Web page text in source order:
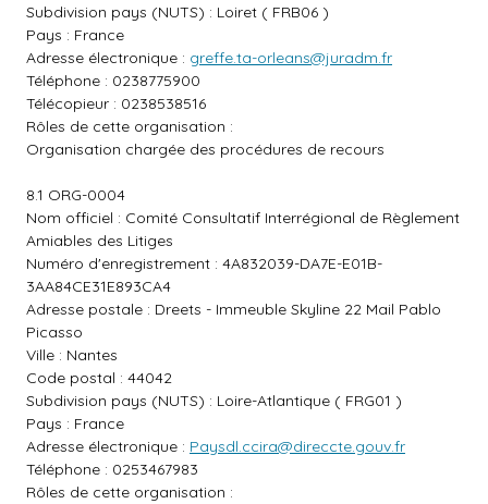
Subdivision pays (NUTS) : Loiret ( FRB06 )
Pays : France
Adresse électronique : greffe.ta-orleans@juradm.fr
Téléphone : 0238775900
Télécopieur : 0238538516
Rôles de cette organisation :
Organisation chargée des procédures de recours
8.1 ORG-0004
Nom officiel : Comité Consultatif Interrégional de Règlement
Amiables des Litiges
Numéro d'enregistrement : 4A832039-DA7E-E01B-
3AA84CE31E893CA4
Adresse postale : Dreets - Immeuble Skyline 22 Mail Pablo
Picasso
Ville : Nantes
Code postal : 44042
Subdivision pays (NUTS) : Loire-Atlantique ( FRG01 )
Pays : France
Adresse électronique : Paysdl.ccira@direccte.gouv.fr
Téléphone : 0253467983
Rôles de cette organisation :